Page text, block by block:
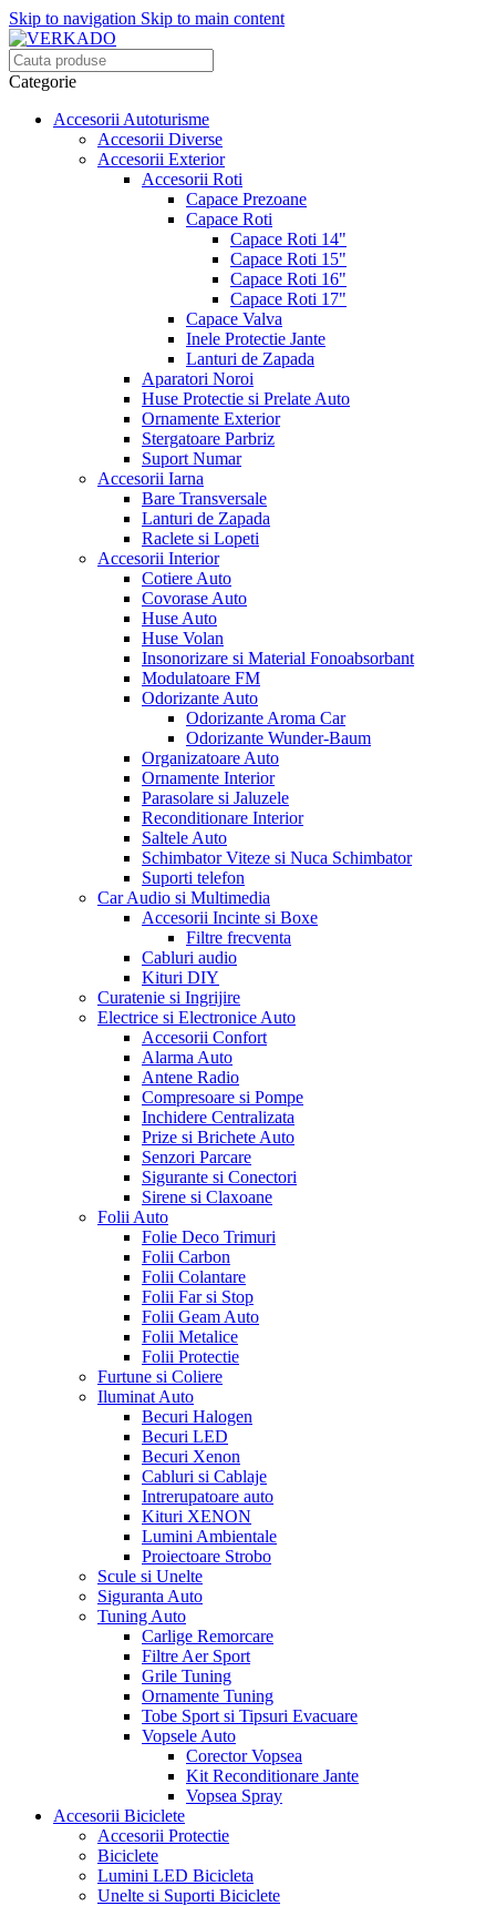
Skip to navigation Skip to main content
Categorie
Accesorii Autoturisme
Accesorii Diverse
Accesorii Exterior
Accesorii Roti
Capace Prezoane
Capace Roti
Capace Roti 14"
Capace Roti 15"
Capace Roti 16"
Capace Roti 17"
Capace Valva
Inele Protectie Jante
Lanturi de Zapada
Aparatori Noroi
Huse Protectie si Prelate Auto
Ornamente Exterior
Stergatoare Parbriz
Suport Numar
Accesorii Iarna
Bare Transversale
Lanturi de Zapada
Raclete si Lopeti
Accesorii Interior
Cotiere Auto
Covorase Auto
Huse Auto
Huse Volan
Insonorizare si Material Fonoabsorbant
Modulatoare FM
Odorizante Auto
Odorizante Aroma Car
Odorizante Wunder-Baum
Organizatoare Auto
Ornamente Interior
Parasolare si Jaluzele
Reconditionare Interior
Saltele Auto
Schimbator Viteze si Nuca Schimbator
Suporti telefon
Car Audio si Multimedia
Accesorii Incinte si Boxe
Filtre frecventa
Cabluri audio
Kituri DIY
Curatenie si Ingrijire
Electrice si Electronice Auto
Accesorii Confort
Alarma Auto
Antene Radio
Compresoare si Pompe
Inchidere Centralizata
Prize si Brichete Auto
Senzori Parcare
Sigurante si Conectori
Sirene si Claxoane
Folii Auto
Folie Deco Trimuri
Folii Carbon
Folii Colantare
Folii Far si Stop
Folii Geam Auto
Folii Metalice
Folii Protectie
Furtune si Coliere
Iluminat Auto
Becuri Halogen
Becuri LED
Becuri Xenon
Cabluri si Cablaje
Intrerupatoare auto
Kituri XENON
Lumini Ambientale
Proiectoare Strobo
Scule si Unelte
Siguranta Auto
Tuning Auto
Carlige Remorcare
Filtre Aer Sport
Grile Tuning
Ornamente Tuning
Tobe Sport si Tipsuri Evacuare
Vopsele Auto
Corector Vopsea
Kit Reconditionare Jante
Vopsea Spray
Accesorii Biciclete
Accesorii Protectie
Biciclete
Lumini LED Bicicleta
Unelte si Suporti Biciclete